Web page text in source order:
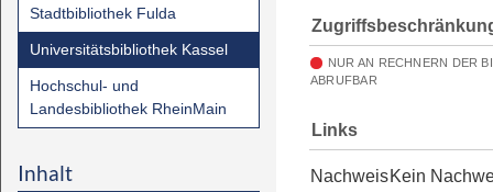
Stadtbibliothek Fulda
Universitätsbibliothek Kassel
Hochschul- und
Landesbibliothek RheinMain
Inhalt
NUR AN RECHNERN DER
ABRUFBAR
Links
NachweisKein